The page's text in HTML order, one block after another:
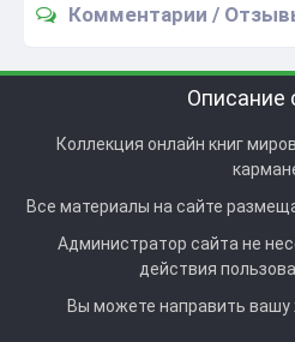
Комментарии /
Описание
Коллекция онлайн книг
Все материалы на сайте
Администратор сайта не
действия
Вы можете направить вашу